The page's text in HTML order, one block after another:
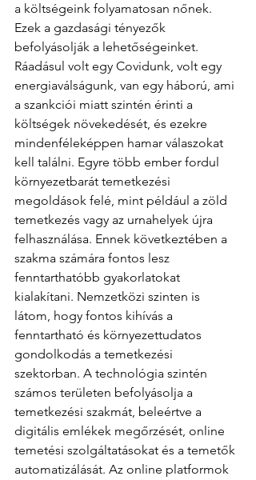
a költségeink folyamatosan nőnek.
Ezek a gazdasági tényezők
befolyásolják a lehetőségeinket.
Ráadásul volt egy Covidunk, volt egy
energiaválságunk, van egy háború, ami
a szankciói miatt szintén érinti a
költségek növekedését, és ezekre
mindenféleképpen hamar válaszokat
kell találni. Egyre több ember fordul
környezetbarát temetkezési
megoldások felé, mint például a zöld
temetkezés vagy az urnahelyek újra
felhasználása. Ennek következtében a
szakma számára fontos lesz
fenntarthatóbb gyakorlatokat
kialakítani. Nemzetközi szinten is
látom, hogy fontos kihívás a
fenntartható és környezettudatos
gondolkodás a temetkezési
szektorban. A technológia szintén
számos területen befolyásolja a
temetkezési szakmát, beleértve a
digitális emlékek megőrzését, online
temetési szolgáltatásokat és a temetők
automatizálását. Az online platformok